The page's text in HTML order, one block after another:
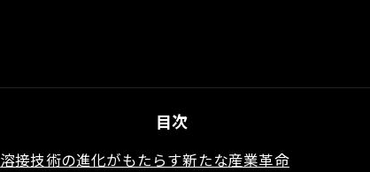
目次
溶接技術の進化がもたらす新たな産業革命